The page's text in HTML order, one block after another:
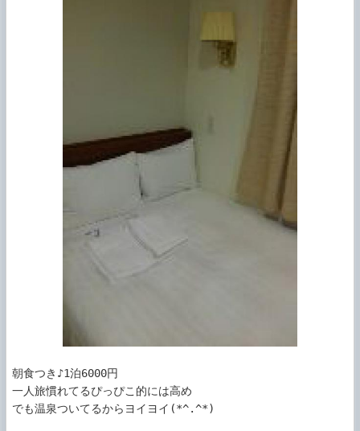
朝食つき♪1泊6000円
一人旅慣れてるぴっぴこ的には高め
でも温泉ついてるからヨイヨイ(*^.^*)